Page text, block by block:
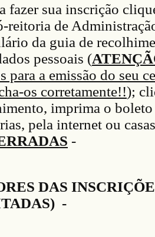
fazer sua inscrição
-reitoria de Administraç
da guia de recolh
pessoais (
para a emissão do seu
os corretamente!!);
, imprima o bol
, pela internet ou
-
DAS
-